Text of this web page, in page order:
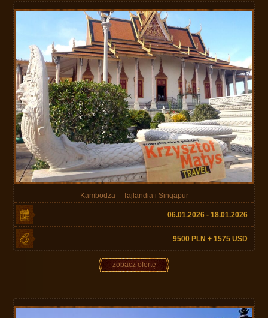
Kambodża – Tajlandia i Singapur
06.01.2026 - 18.01.2026
9500 PLN + 1575 USD
zobacz ofertę